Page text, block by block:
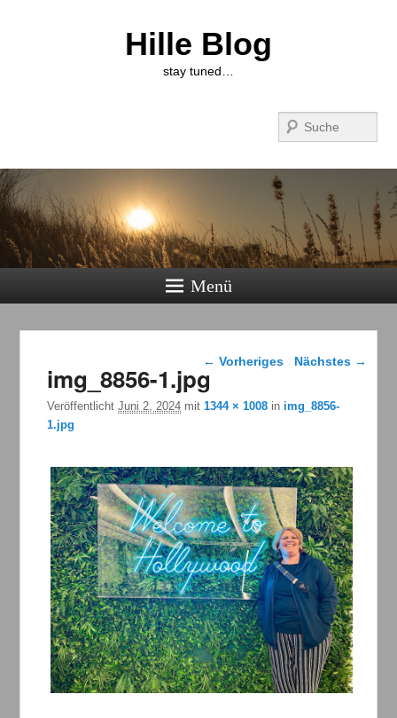
Hille Blog
stay tuned…
Menü
Bilder-Navigation
← Vorheriges Nächstes →
img_8856-1.jpg
VeröffentlichtJuni 2, 2024 mit1344 × 1008 in img_8856-
1.jpg